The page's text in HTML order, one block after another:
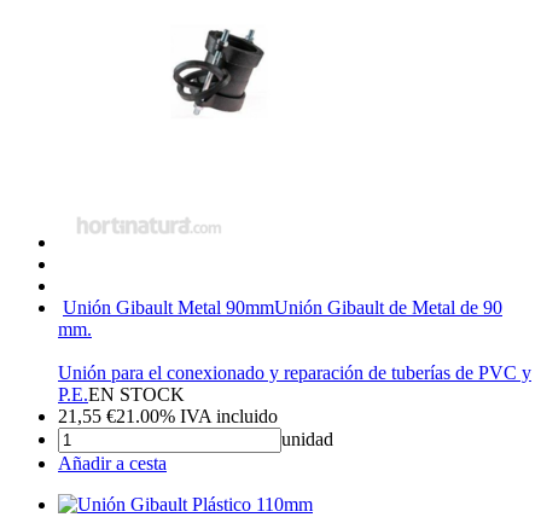
Unión Gibault Metal 90mmUnión Gibault de Metal de 90
mm.
Unión para el conexionado y reparación de tuberías de PVC y
P.E.EN STOCK
21,55 €21.00% IVA incluido
unidad
Añadir a cesta